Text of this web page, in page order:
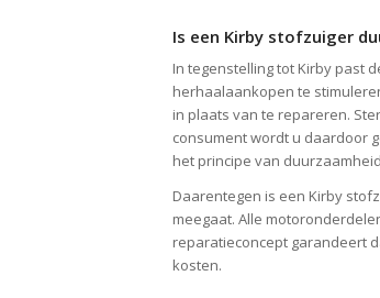
Is een Kirby stofzuiger
In tegenstelling tot Kirby past
herhaalaankopen te
in plaats van te repareren.
consument wordt u daardoor
het principe van
Daarentegen is een Kirby
meegaat. Alle
reparatieconcept garandeert
kosten.